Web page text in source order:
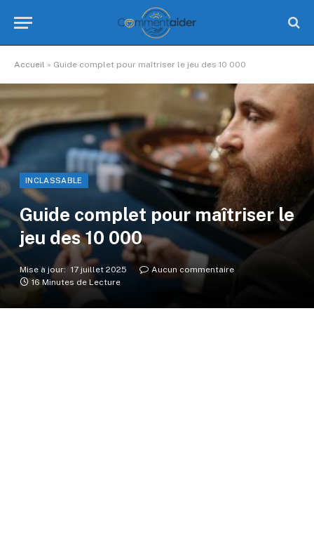
Accueil » Guide complet pour maîtriser le jeu des 10 000
INCLASSABLE
Guide complet pour maîtriser le
jeu des 10 000
Mise à jour: 17 juillet 2025
Aucun commentaire
16 Minutes de Lecture